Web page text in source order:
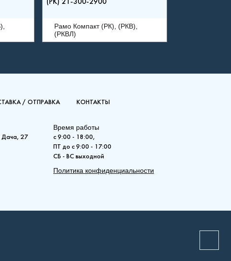
(РК) 21-300-2900
Рамо Компакт (РК), (РКВ),
(РКВЛ)
/ ОТПРАВКА КОНТАКТЫ
Дача, 27
Время работы
с 9:00 - 18:00,
ПТ до с 9:00 - 17:00
СБ - ВС выходной
Политика конфиденциальности